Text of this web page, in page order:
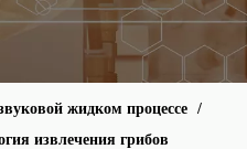
жидком процессе
/
извлечения грибов